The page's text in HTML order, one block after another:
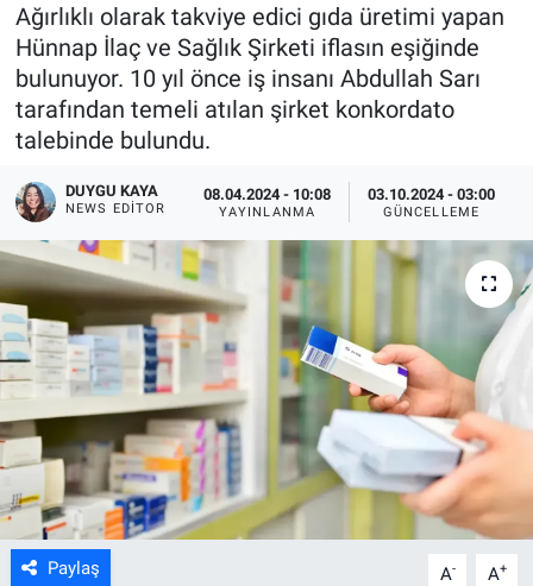
Ağırlıklı olarak takviye edici gıda üretimi yapan
Hünnap İlaç ve Sağlık Şirketi iflasın eşiğinde
bulunuyor. 10 yıl önce iş insanı Abdullah Sarı
tarafından temeli atılan şirket konkordato
talebinde bulundu.
DUYGU KAYA
NEWS EDITOR
08.04.2024 - 10:08
YAYINLANMA
03.10.2024 - 03:00
GÜNCELLEME
Paylaş A- A+